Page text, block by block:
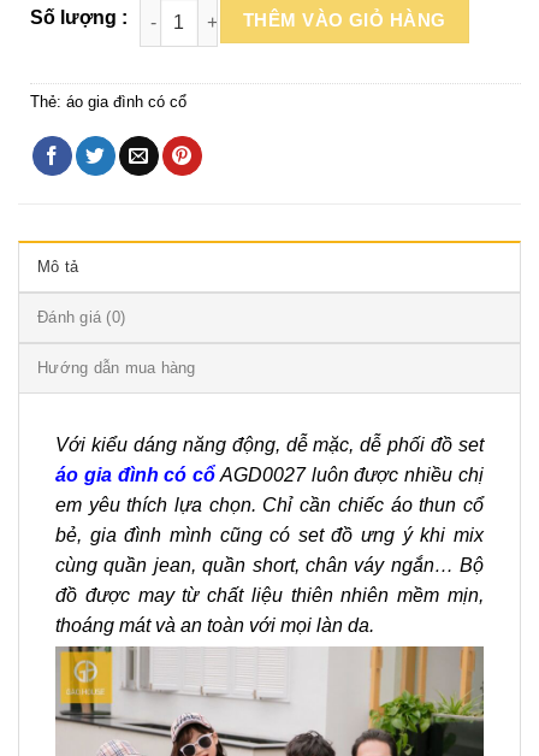
THÊM VÀO GIỎ HÀNG
Thẻ: áo gia đình có cổ
Mô tả
Đánh giá (0)
Hướng dẫn mua hàng
Với kiểu dáng năng động, dễ mặc, dễ phối đồ set
áo gia đình có cổ AGD0027 luôn được nhiều chị
em yêu thích lựa chọn. Chỉ cần chiếc áo thun cổ
bẻ, gia đình mình cũng có set đồ ưng ý khi mix
cùng quần jean, quần short, chân váy ngắn… Bộ
đồ được may từ chất liệu thiên nhiên mềm mịn,
thoáng mát và an toàn với mọi làn da.